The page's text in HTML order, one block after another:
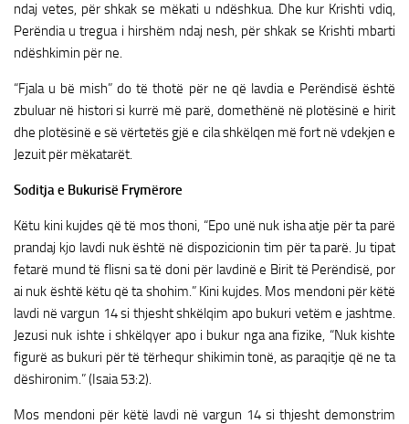
ndaj vetes, për shkak se mëkati u ndëshkua. Dhe kur Krishti vdiq,
Perëndia u tregua i hirshëm ndaj nesh, për shkak se Krishti mbarti
ndëshkimin për ne.
“Fjala u bë mish” do të thotë për ne që lavdia e Perëndisë është
zbuluar në histori si kurrë më parë, domethënë në plotësinë e hirit
dhe plotësinë e së vërtetës gjë e cila shkëlqen më fort në vdekjen e
Jezuit për mëkatarët.
Soditja e Bukurisë Frymërore
Këtu kini kujdes që të mos thoni, “Epo unë nuk isha atje për ta parë
prandaj kjo lavdi nuk është në dispozicionin tim për ta parë. Ju tipat
fetarë mund të flisni sa të doni për lavdinë e Birit të Perëndisë, por
ai nuk është këtu që ta shohim.” Kini kujdes. Mos mendoni për këtë
lavdi në vargun 14 si thjesht shkëlqim apo bukuri vetëm e jashtme.
Jezusi nuk ishte i shkëlqyer apo i bukur nga ana fizike, “Nuk kishte
figurë as bukuri për të tërhequr shikimin tonë, as paraqitje që ne ta
dëshironim.” (Isaia 53:2).
Mos mendoni për këtë lavdi në vargun 14 si thjesht demonstrim